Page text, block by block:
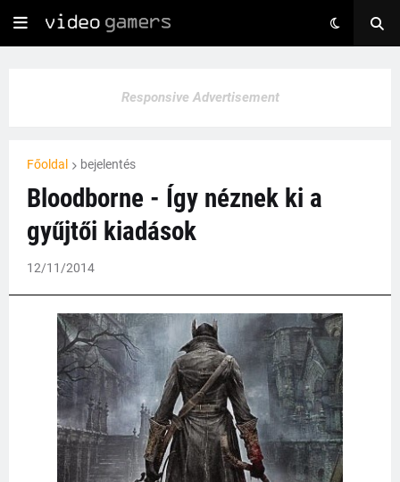
Responsive Advertisement
Főoldal bejelentés
Bloodborne - Így néznek ki a
gyűjtői kiadások
12/11/2014